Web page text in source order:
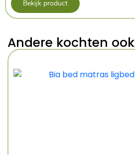
Bekijk product
Andere kochten ook